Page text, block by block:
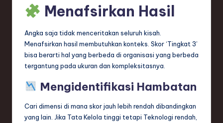
Menafsirkan Hasil
Angka saja tidak menceritakan seluruh kisah.
Menafsirkan hasil membutuhkan konteks. Skor ‘Tingkat 3’
bisa berarti hal yang berbeda di organisasi yang berbeda
tergantung pada ukuran dan kompleksitasnya.
Mengidentifikasi Hambatan
Cari dimensi di mana skor jauh lebih rendah dibandingkan
yang lain. Jika Tata Kelola tinggi tetapi Teknologi rendah,